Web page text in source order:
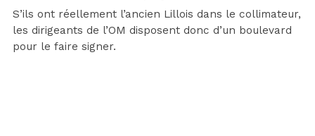
S’ils ont réellement l’ancien Lillois dans le collimateur,
les dirigeants de l’OM disposent donc d’un boulevard
pour le faire signer.